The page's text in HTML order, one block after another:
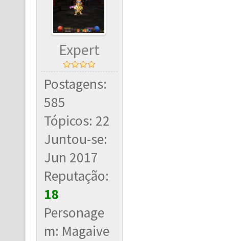
Expert
Postagens:
585
Tópicos: 22
Juntou-se:
Jun 2017
Reputação:
18
Personage
m: Magaive